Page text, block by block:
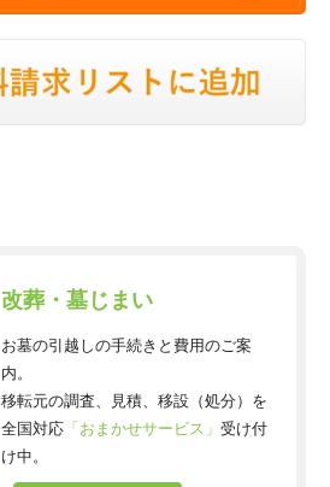
改葬・墓じまい
お墓の引越しの手続きと費用のご案
内。
移転元の調査、見積、移設（処分）を
全国対応「おまかせサービス」 受け付
け中。